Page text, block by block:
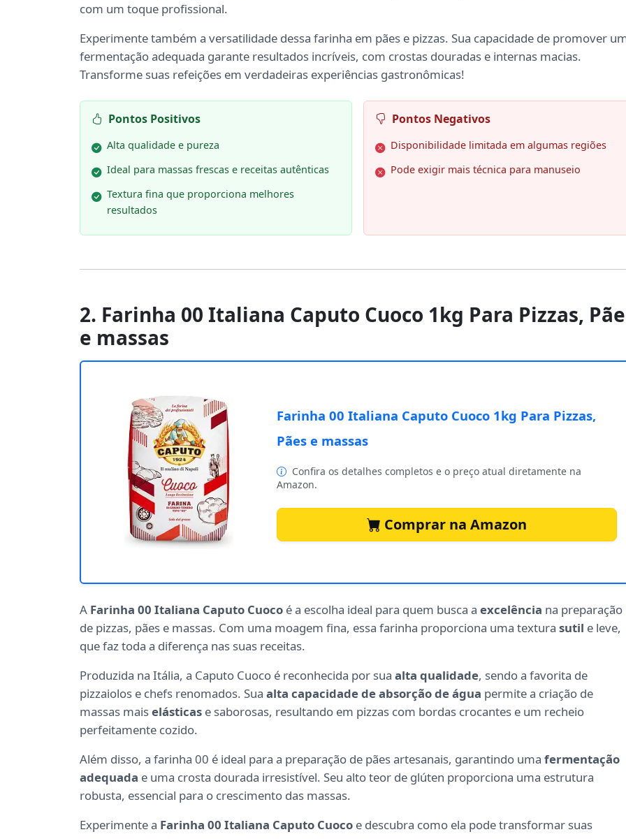
com um toque profissional.
Experimente também a versatilidade dessa farinha em pães e pizzas. Sua capacidade de promover
fermentação adequada garante resultados incríveis, com crostas douradas e internas macias.
Transforme suas refeições em verdadeiras experiências gastronômicas!
Pontos Positivos
Alta qualidade e pureza
Ideal para massas frescas e receitas autênticas
Textura fina que proporciona melhores
resultados
Pontos Negativos
Disponibilidade limitada em algumas regiões
Pode exigir mais técnica para manuseio
2. Farinha 00 Italiana Caputo Cuoco 1kg Para Pizzas,
e massas
Farinha 00 Italiana Caputo Cuoco 1kg Para Pizzas,
Pães e massas
Confira os detalhes completos e o preço atual diretamente na
Amazon.
Comprar na Amazon
A Farinha 00 Italiana Caputo Cuoco é a escolha ideal para quem busca a excelência na preparação
de pizzas, pães e massas. Com uma moagem fina, essa farinha proporciona uma textura sutil e leve,
que faz toda a diferença nas suas receitas.
Produzida na Itália, a Caputo Cuoco é reconhecida por sua alta qualidade, sendo a favorita de
pizzaiolos e chefs renomados. Sua alta capacidade de absorção de água permite a criação de
massas maiselásticas e saborosas, resultando em pizzas com bordas crocantes e um recheio
perfeitamente cozido.
Além disso, a farinha 00 é ideal para a preparação de pães artesanais, garantindo uma fermentação
adequada e uma crosta dourada irresistível. Seu alto teor de glúten proporciona uma estrutura
robusta, essencial para o crescimento das massas.
Experimente a Farinha 00 Italiana Caputo Cuoco e descubra como ela pode transformar suas